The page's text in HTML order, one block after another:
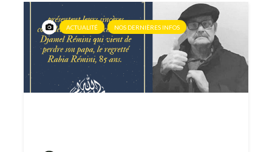
ACTUALITÉ NOS DERNIÈRES INFOS